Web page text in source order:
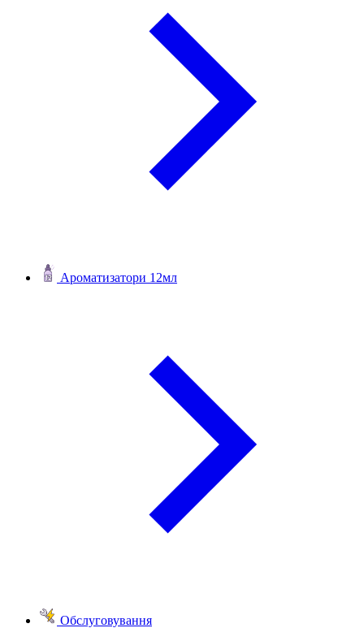
Ароматизатори 12мл
Обслуговування